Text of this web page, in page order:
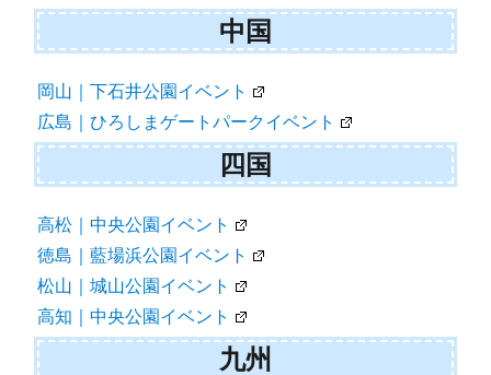
中国
岡山｜下石井公園イベント
広島｜ひろしまゲートパークイベント
四国
高松｜中央公園イベント
徳島｜藍場浜公園イベント
松山｜城山公園イベント
高知｜中央公園イベント
九州